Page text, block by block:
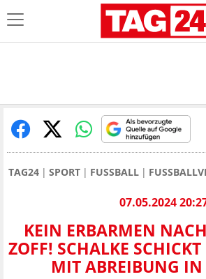
TAG24 SPORT FUSSBALL
07.05.2024
KEIN ERBARMEN
ZOFF! SCHALKE
MIT ABREIBUNG